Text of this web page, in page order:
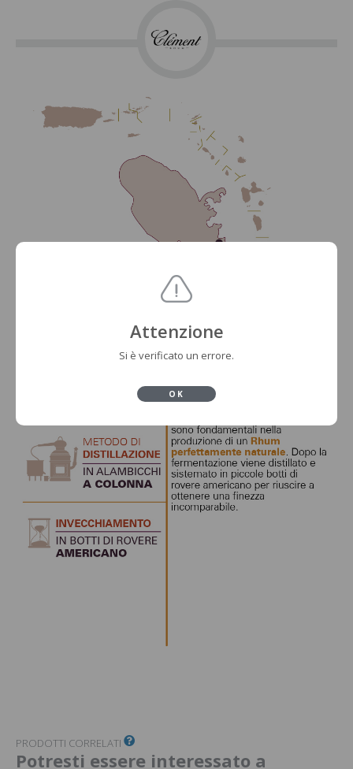
PRODOTTI CORRELATI
Potresti essere interessato a
Attenzione
Si è verificato un errore.
OK